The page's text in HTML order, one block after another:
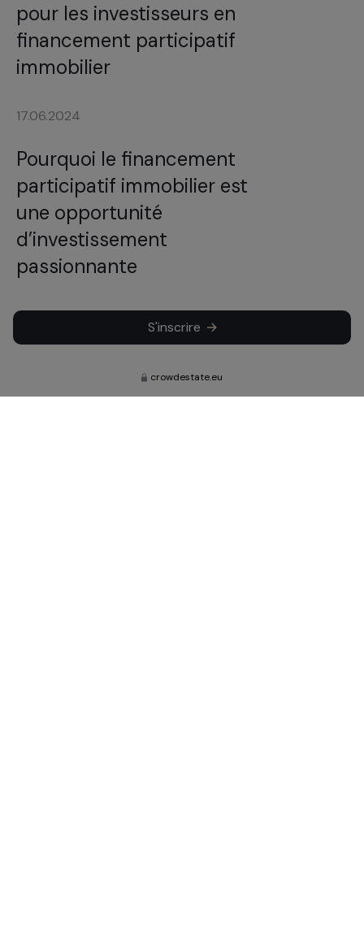
pour les investisseurs en
financement participatif
immobilier
17.06.2024
Pourquoi le financement
participatif immobilier est
une opportunité
d’investissement
passionnante
S'inscrire
crowdestate.eu